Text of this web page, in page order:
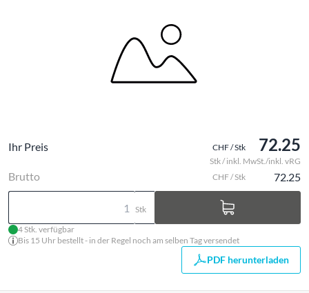
Ihr Preis CHF / Stk 72.25
Stk / inkl. MwSt./inkl. vRG
Brutto CHF / Stk 72.25
Stk
4 Stk. verfügbar
Bis 15 Uhr bestellt - in der Regel noch am selben Tag versendet
PDF herunterladen